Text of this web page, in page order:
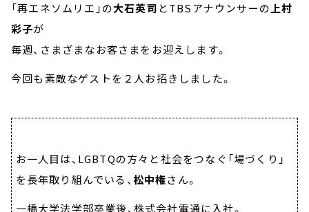
「再エネソムリエ」の大石英司 とTBSアナウンサーの上村
彩子が
毎週、さまざまなお客さまをお迎えします。
今回も素敵なゲストを２人お招きしました。
お一人目は、LGBTQの方々と社会をつなぐ「場づくり」
を長年取り組んでいる、 松中権さん。
一橋大学法学部卒業後、株式会社電通に入社。